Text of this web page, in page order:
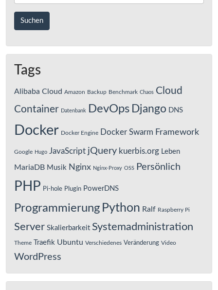
Tags
Alibaba Cloud Amazon Backup Benchmark Chaos Cloud
Container Datenbank DevOps Django DNS
Docker Docker Engine Docker Swarm Framework
Google Hugo JavaScript jQuery kuerbis.org Leben
MariaDB Musik Nginx Nginx-Proxy OSS Persönlich
PHP Pi-hole Plugin PowerDNS
Programmierung Python Ralf Raspberry Pi
Server Skalierbarkeit Systemadministration
Theme Traefik Ubuntu Verschiedenes Veränderung Video
WordPress